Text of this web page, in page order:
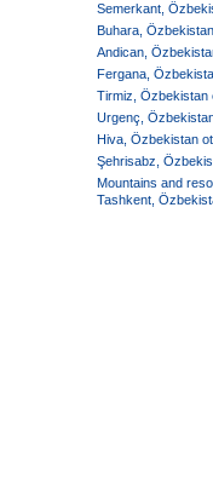
Semerkant,
Buhara,
Andican,
Fergana,
Tirmiz, Özbekistan
Urgenç,
Hiva, Özbekistan
Şehrisabz,
Mountains and
Tashkent,